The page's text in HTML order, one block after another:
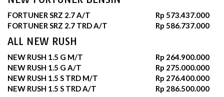
FORTUNER SRZ 2.7 A/T
Rp 573.437.000
FORTUNER SRZ 2.7 TRD A/T
Rp 586.737.000
ALL NEW RUSH
NEW RUSH 1.5 G M/T
Rp 264.900.000
NEW RUSH 1.5 G A/T
Rp 275.000.000
NEW RUSH 1.5 S TRD M/T
Rp 276.400.000
NEW RUSH 1.5 S TRD A/T
Rp 286.500.000